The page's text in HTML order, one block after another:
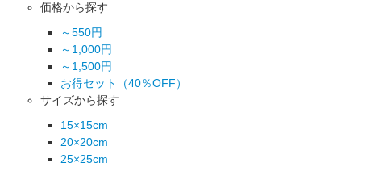
価格から探す
～550円
～1,000円
～1,500円
お得セット（40％OFF）
サイズから探す
15×15cm
20×20cm
25×25cm